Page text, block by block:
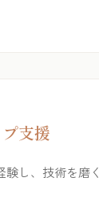
支援
験し、技術を磨